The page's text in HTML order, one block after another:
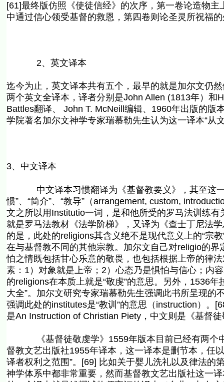
[61]最终版仿照《使徒信经》的次序，第一卷论造物
中通过信心领受基督的救恩，第四卷则论圣灵所祝福
2、英文译本
迄今为止，英文译本共有五个，最早的就是加尔文仍
两个英文全译本，译者分别是John Allen (1813年）
Battles翻译、 John T. McNeill编辑、1960年出版的版
学院著名加尔文神学专家瑞慕勒先生认为这一译本“从
3、中文译本
中文译本习惯翻译为《基督教要义 》，其至这
惯”、“简介”、“教导”（arrangement, custom,
文之所以用Institutio一词，是和他所受的罗马法训练
就是罗马法教材《法学阶梯》，又译为《查士丁尼法
的是，此处的religions其含义绝不是现代意义上的“宗
在与基督教不同的其他宗教。加尔文自己对religio的
怕之情既包括甘心乐意的敬畏，也包括根据上帝的律
素：1）对象就是上帝；2）心态乃是惧怕与信心；内
的religions在本质上就是“敬虔”的意思。另外，1536
大全”。加尔文研究专家瑞慕勒先生强调此书所呈现的
强调此处的institutes是“教训”的意思（instruction）。
是An Instruction of Christian Piety，中文则是《基督
《基督徒敬虔学》1559年版本目前已经有两个中
督教文艺出版社1955年译本，这一译本是删节本，任
译者权利之范围”。[69] 比如关于婴儿洗礼以及律法的
神学体系中都非常重要，然而基督教文艺出版社这一